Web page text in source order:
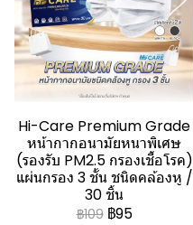
Hi-Care Premium Grade
หน้ากากอนามัยหนาพิเศษ
(รองรับ PM2.5 กรองเชื้อโรค)
แผ่นกรอง 3 ชั้น ชนิดคล้องหู /
30 ชิ้น
฿109 ฿95